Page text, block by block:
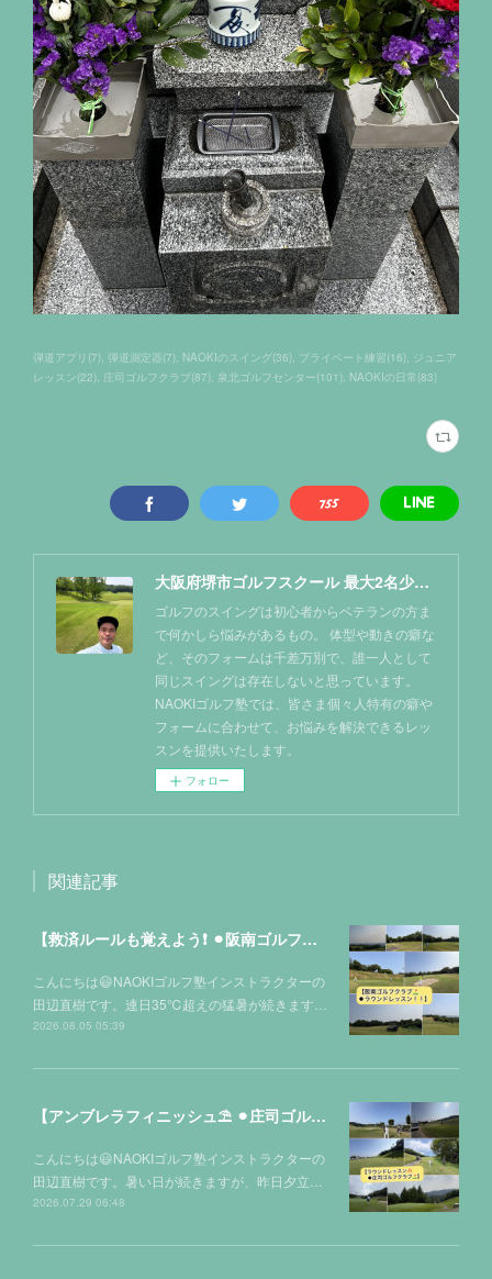
弾道アプリ (7) 弾道測定器(7) NAOKIのスイング(36) プライベート練習(16) ジュニア
レッスン(22) 庄司ゴルフクラブ(87) 泉北ゴルフセンター(101) NAOKIの日常(83)
大阪府堺市ゴルフスクール 最大2名少人数レッスン NAOKIゴルフ塾
ゴルフのスイングは初心者からベテランの方ま
で何かしら悩みがあるもの。 体型や動きの癖な
ど、そのフォームは千差万別で、誰一人として
同じスイングは存在しないと思っています。
NAOKIゴルフ塾では、皆さま個々人特有の癖や
フォームに合わせて、お悩みを解決できるレッ
スンを提供いたします。
フォロー
関連記事
【救済ルールも覚えよう❗️ ⚫︎阪南ゴルフクラブ⛳️】
こんにちは😃NAOKIゴルフ塾インストラクターの
田辺直樹です。連日35℃超えの猛暑が続きます…
2026.08.05 05:39
【アンブレラフィニッシュ⛱️ ⚫︎庄司ゴルフクラブ⛳️】
こんにちは😃NAOKIゴルフ塾インストラクターの
田辺直樹です。暑い日が続きますが、昨日夕立…
2026.07.29 06:48